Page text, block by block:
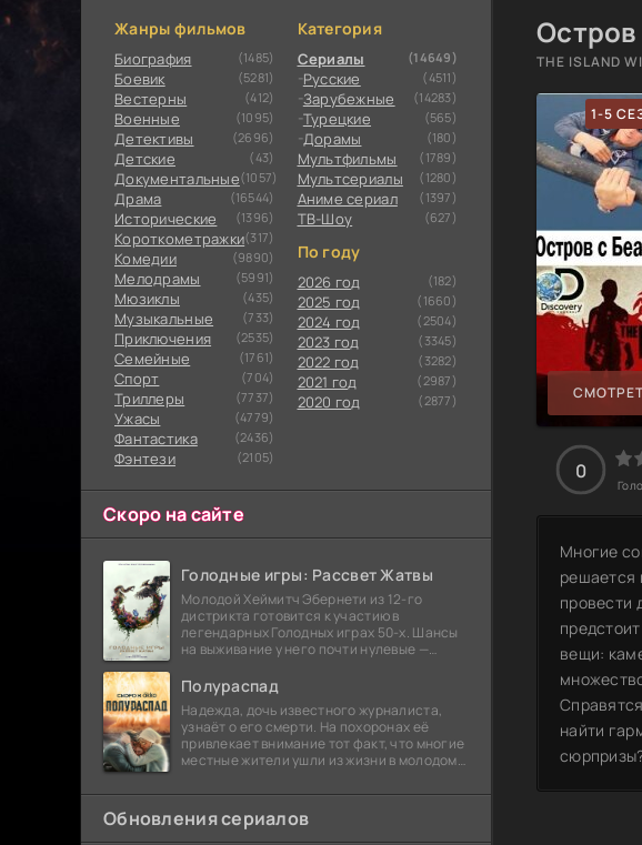
Жанры фильмов
Биография (1485)
Боевик (5281)
Вестерны (412)
Военные (1095)
Детективы (2696)
Детские (43)
Документальные(1057)
Драма (16544)
Исторические (1396)
Короткометражки(317)
Комедии (9890)
Мелодрамы (5991)
Мюзиклы (435)
Музыкальные (733)
Приключения (2535)
Семейные (1761)
Cпорт (704)
Триллеры (7737)
Ужасы (4779)
Фантастика (2436)
Фэнтези (2105)
Категория
Сериалы (14649)
Русские (4511)
Зарубежные (14283)
Турецкие (565)
Дорамы (180)
Мультфильмы (1789)
Мультсериалы (1280)
Аниме сериал (1397)
ТВ-Шоу (627)
По году
2026 год (182)
2025 год (1660)
2024 год (2504)
2023 год (3345)
2022 год (3282)
2021 год (2987)
2020 год (2877)
Скоро на сайте
Голодные игры: Рассвет Жатвы
Молодой Хеймитч Эбернети из 12-го
дистрикта готовится к участию в
легендарных Голодных играх 50-х. Шансы
на выживание у него почти нулевые —
победу еще сорок
Полураспад
Надежда, дочь известного журналиста,
узнаёт о его смерти. На похоронах её
привлекает внимание тот факт, что многие
местные жители ушли из жизни в молодом
бомбы
Обновления сериалов
Остров
THE ISLAND
1-5
0
Многие
решается
провести
вещи:
найти